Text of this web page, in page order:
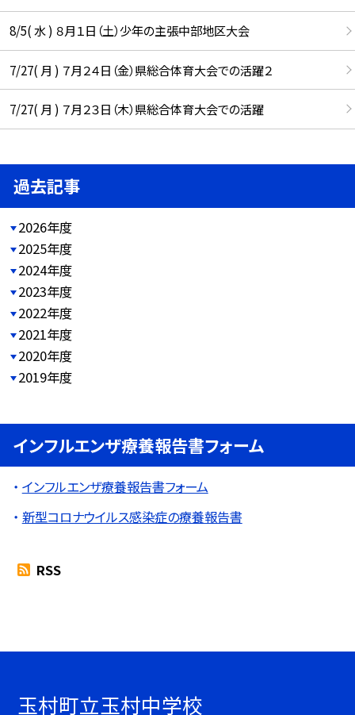
8/5( 水 ) ８月１日（土）少年の主張中部地区大会
7/27( 月 ) ７月２４日（金）県総合体育大会での活躍２
7/27( 月 ) ７月２３日（木）県総合体育大会での活躍
過去記事
2026年度
2025年度
2024年度
2023年度
2022年度
2021年度
2020年度
2019年度
インフルエンザ療養報告書フォーム
インフルエンザ療養報告書フォーム
新型コロナウイルス感染症の療養報告書
RSS
玉村町立玉村中学校